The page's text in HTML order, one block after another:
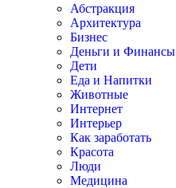
Абстракция
Архитектура
Бизнес
Деньги и Финансы
Дети
Еда и Напитки
Животные
Интернет
Интерьер
Как заработать
Красота
Люди
Медицина